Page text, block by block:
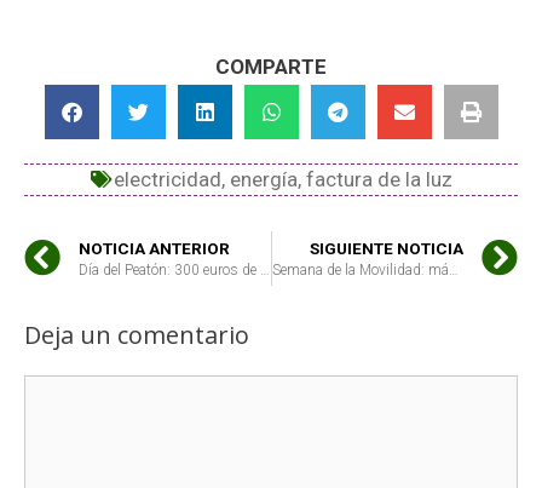
COMPARTE
electricidad, energía, factura de la luz
NOTICIA ANTERIOR SIGUIENTE NOTICIA
Deja un comentario